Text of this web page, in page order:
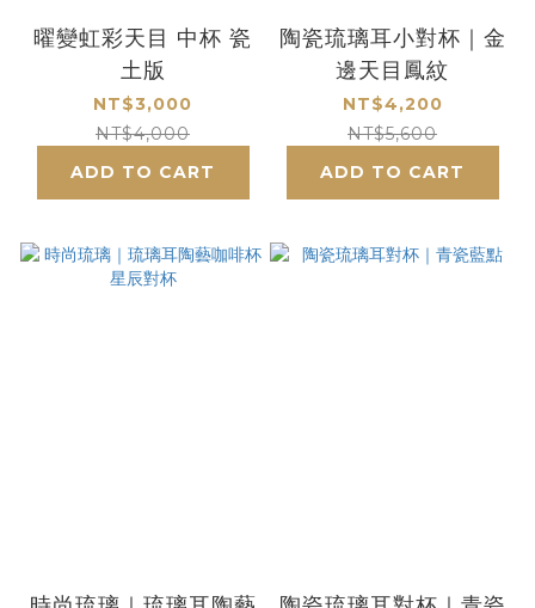
曜變虹彩天目 中杯 瓷
土版
NT$3,000
NT$4,000
ADD TO CART
陶瓷琉璃耳小對杯｜金
邊天目鳳紋
NT$4,200
NT$5,600
ADD TO CART